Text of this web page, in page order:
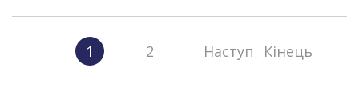
1 2 НаступнаКінець